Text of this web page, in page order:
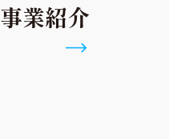
事業紹介